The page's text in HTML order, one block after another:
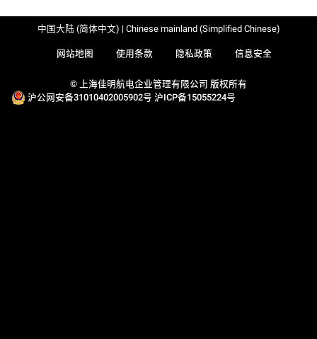
© 上海佳明航电企业管理有限公司 版权所有
沪公网安备31010402005902号 沪ICP备15055224号
网站地图 使用条款 隐私政策 信息安全
中国大陆 (简体中文) | Chinese mainland (Simplified Chinese)